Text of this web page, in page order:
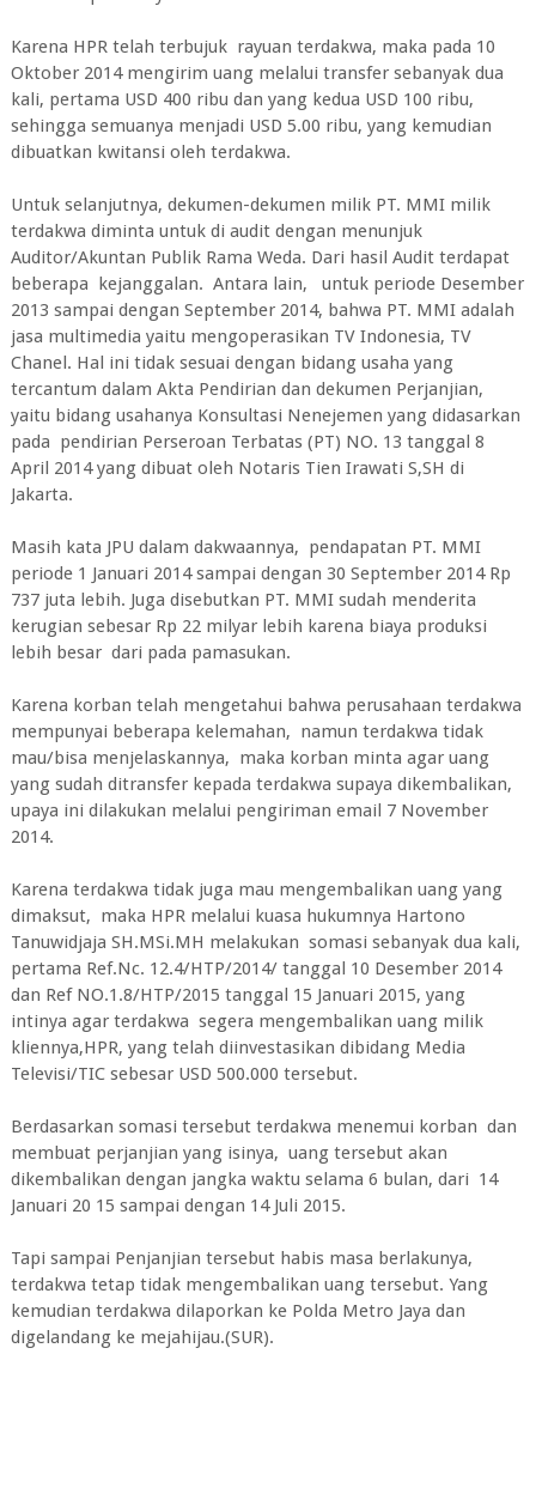
Karena HPR telah terbujuk rayuan terdakwa, maka pada 10
Oktober 2014 mengirim uang melalui transfer sebanyak dua
kali, pertama USD 400 ribu dan yang kedua USD 100 ribu,
sehingga semuanya menjadi USD 5.00 ribu, yang kemudian
dibuatkan kwitansi oleh terdakwa.
Untuk selanjutnya, dekumen-dekumen milik PT. MMI milik
terdakwa diminta untuk di audit dengan menunjuk
Auditor/Akuntan Publik Rama Weda. Dari hasil Audit terdapat
beberapa kejanggalan. Antara lain, untuk periode Desember
2013 sampai dengan September 2014, bahwa PT. MMI adalah
jasa multimedia yaitu mengoperasikan TV Indonesia, TV
Chanel. Hal ini tidak sesuai dengan bidang usaha yang
tercantum dalam Akta Pendirian dan dekumen Perjanjian,
yaitu bidang usahanya Konsultasi Nenejemen yang didasarkan
pada pendirian Perseroan Terbatas (PT) NO. 13 tanggal 8
April 2014 yang dibuat oleh Notaris Tien Irawati S,SH di
Jakarta.
Masih kata JPU dalam dakwaannya, pendapatan PT. MMI
periode 1 Januari 2014 sampai dengan 30 September 2014 Rp
737 juta lebih. Juga disebutkan PT. MMI sudah menderita
kerugian sebesar Rp 22 milyar lebih karena biaya produksi
lebih besar dari pada pamasukan.
Karena korban telah mengetahui bahwa perusahaan terdakwa
mempunyai beberapa kelemahan, namun terdakwa tidak
mau/bisa menjelaskannya, maka korban minta agar uang
yang sudah ditransfer kepada terdakwa supaya dikembalikan,
upaya ini dilakukan melalui pengiriman email 7 November
2014.
Karena terdakwa tidak juga mau mengembalikan uang yang
dimaksut, maka HPR melalui kuasa hukumnya Hartono
Tanuwidjaja SH.MSi.MH melakukan somasi sebanyak dua kali,
pertama Ref.Nc. 12.4/HTP/2014/ tanggal 10 Desember 2014
dan Ref NO.1.8/HTP/2015 tanggal 15 Januari 2015, yang
intinya agar terdakwa segera mengembalikan uang milik
kliennya,HPR, yang telah diinvestasikan dibidang Media
Televisi/TIC sebesar USD 500.000 tersebut.
Berdasarkan somasi tersebut terdakwa menemui korban dan
membuat perjanjian yang isinya, uang tersebut akan
dikembalikan dengan jangka waktu selama 6 bulan, dari 14
Januari 20 15 sampai dengan 14 Juli 2015.
Tapi sampai Penjanjian tersebut habis masa berlakunya,
terdakwa tetap tidak mengembalikan uang tersebut. Yang
kemudian terdakwa dilaporkan ke Polda Metro Jaya dan
digelandang ke mejahijau.(SUR).